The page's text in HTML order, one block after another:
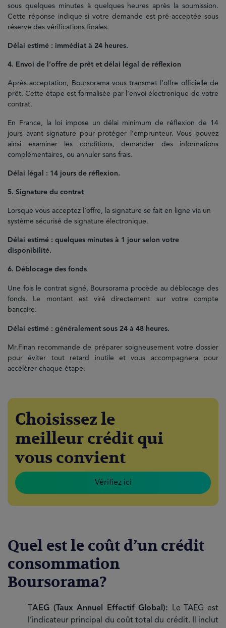
sous quelques minutes à quelques heures après la soumission.
Cette réponse indique si votre demande est pré-acceptée sous
réserve des vérifications finales.
Délai estimé : immédiat à 24 heures.
4. Envoi de l’offre de prêt et délai légal de réflexion
Après acceptation, Boursorama vous transmet l’offre officielle de
prêt. Cette étape est formalisée par l’envoi électronique de votre
contrat.
En France, la loi impose un délai minimum de réflexion de 14
jours avant signature pour protéger l’emprunteur. Vous pouvez
ainsi examiner les conditions, demander des informations
complémentaires, ou annuler sans frais.
Délai légal : 14 jours de réflexion.
5. Signature du contrat
Lorsque vous acceptez l’offre, la signature se fait en ligne via un
système sécurisé de signature électronique.
Délai estimé : quelques minutes à 1 jour selon votre
disponibilité.
6. Déblocage des fonds
Une fois le contrat signé, Boursorama procède au déblocage des
fonds. Le montant est viré directement sur votre compte
bancaire.
Délai estimé : généralement sous 24 à 48 heures.
Mr.Finan recommande de préparer soigneusement votre dossier
pour éviter tout retard inutile et vous accompagnera pour
accélérer chaque étape.
Choisissez le
meilleur crédit qui
vous convient
Vérifiez ici
Quel est le coût d’un crédit
consommation
Boursorama?
AEG (Taux Annuel Effectif Global):
Le TAEG est
l’indicateur principal du coût total du crédit. Il inclut